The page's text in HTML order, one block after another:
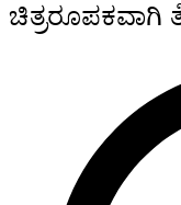
ಚಿತ್ರರೂಪಕವಾಗಿ